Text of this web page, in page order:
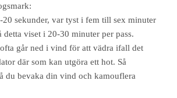
sekunder, var tyst i fem till sex minuter
detta viset i 20-30 minuter per pass.
går ned i vind för att vädra ifall det
där som kan utgöra ett hot. Så
du bevaka din vind och kamouflera